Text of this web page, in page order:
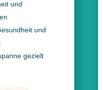
und
und
gezielt